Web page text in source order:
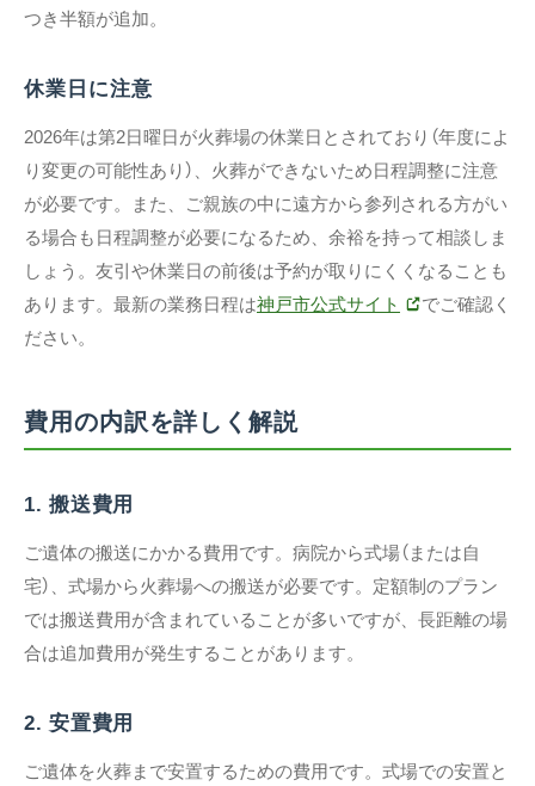
つき半額が追加。
休業日に注意
2026年は第2日曜日が火葬場の休業日とされており（年度によ
り変更の可能性あり）、火葬ができないため日程調整に注意
が必要です。また、ご親族の中に遠方から参列される方がい
る場合も日程調整が必要になるため、余裕を持って相談しま
しょう。友引や休業日の前後は予約が取りにくくなることも
あります。最新の業務日程は神戸市公式サイト
でご確認く
ださい。
費用の内訳を詳しく解説
1. 搬送費用
ご遺体の搬送にかかる費用です。病院から式場（または自
宅）、式場から火葬場への搬送が必要です。定額制のプラン
では搬送費用が含まれていることが多いですが、長距離の場
合は追加費用が発生することがあります。
2. 安置費用
ご遺体を火葬まで安置するための費用です。式場での安置と